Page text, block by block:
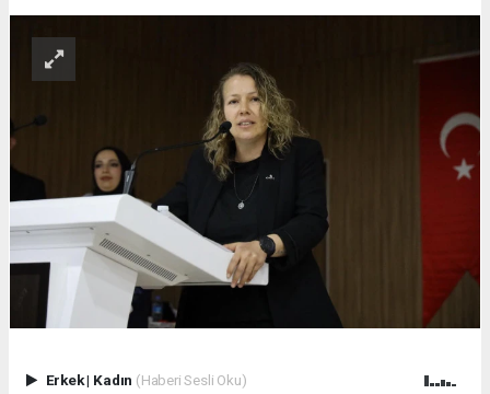
Erkek| Kadın (Haberi Sesli Oku)